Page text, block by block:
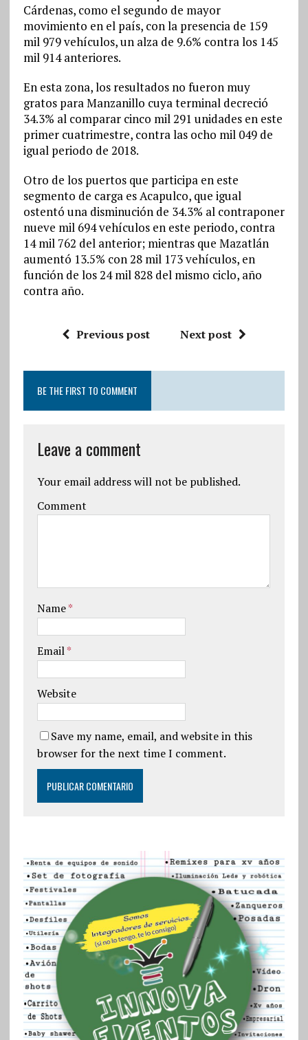
Cárdenas, como el segundo de mayor
movimiento en el país, con la presencia de 159
mil 979 vehículos, un alza de 9.6% contra los 145
mil 914 anteriores.
En esta zona, los resultados no fueron muy
gratos para Manzanillo cuya terminal decreció
34.3% al comparar cinco mil 291 unidades en este
primer cuatrimestre, contra las ocho mil 049 de
igual periodo de 2018.
Otro de los puertos que participa en este
segmento de carga es Acapulco, que igual
ostentó una disminución de 34.3% al contraponer
nueve mil 694 vehículos en este periodo, contra
14 mil 762 del anterior; mientras que Mazatlán
aumentó 13.5% con 28 mil 173 vehículos, en
función de los 24 mil 828 del mismo ciclo, año
contra año.
Previous post Next post
BE THE FIRST TO COMMENT
Leave a comment
Your email address will not be published.
Comment
Name*
Email*
Website
Save my name, email, and website in this
browser for the next time I comment.